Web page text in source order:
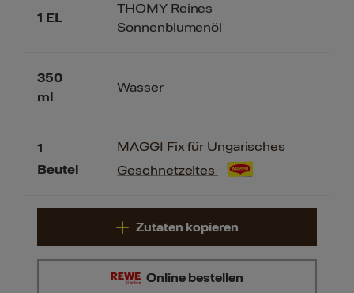
1 EL
350
ml
1
Beutel
THOMY Reines
Sonnenblumenöl
Wasser
MAGGI Fix für Ungarisches
Geschnetzeltes
Online bestellen
Zutaten kopieren